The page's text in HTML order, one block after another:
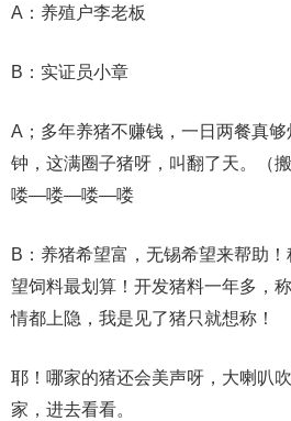
A：养殖户李老板
B：实证员小章
A；多年养猪不赚钱，一日两餐真
钟，这满圈子猪呀，叫翻了天。
喽―喽―喽―喽
B：养猪希望富，无锡希望来帮助
望饲料最划算！开发猪料一年多，
情都上隐，我是见了猪只就想称！
耶！哪家的猪还会美声呀，大喇叭
家，进去看看。